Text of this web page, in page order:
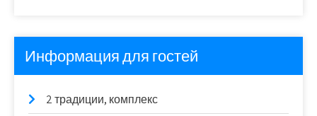
Информация для гостей
2 традиции, комплекс